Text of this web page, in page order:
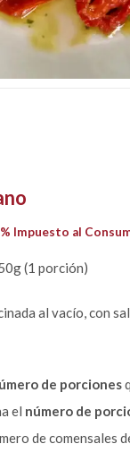
Impuesto al
(1 porción)
al vacío, con
de porciones
el número de
de comensales